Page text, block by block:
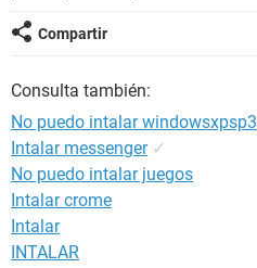
Compartir
Consulta también:
No puedo intalar windowsxpsp3
Intalar messenger ✓
No puedo intalar juegos
Intalar crome
Intalar
INTALAR